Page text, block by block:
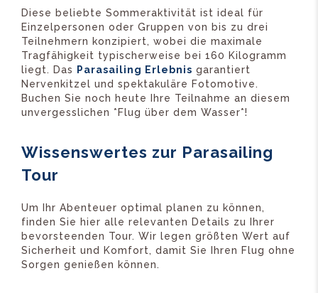
Diese beliebte Sommeraktivität ist ideal für
Einzelpersonen oder Gruppen von bis zu drei
Teilnehmern konzipiert, wobei die maximale
Tragfähigkeit typischerweise bei 160 Kilogramm
liegt. Das
Parasailing Erlebnis garantiert
Nervenkitzel und spektakuläre Fotomotive.
Buchen Sie noch heute Ihre Teilnahme an diesem
unvergesslichen *Flug über dem Wasser*!
Wissenswertes zur Parasailing
Tour
Um Ihr Abenteuer optimal planen zu können,
finden Sie hier alle relevanten Details zu Ihrer
bevorsteenden Tour. Wir legen größten Wert auf
Sicherheit und Komfort, damit Sie Ihren Flug ohne
Sorgen genießen können.